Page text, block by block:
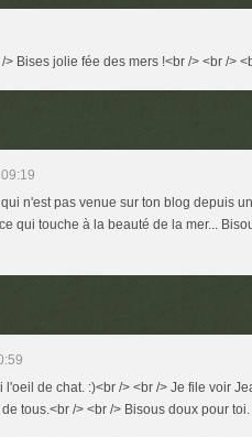
Bises jolie fée des mers !<br /> <br />
n'est pas venue sur ton blog depuis
qui touche à la beauté de la mer...
l'oeil de chat. :)<br /> <br /> Je file voir
tous.<br /> <br /> Bisous doux pour